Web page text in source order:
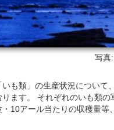
写真
いも類」の生産状況につい
ます。 それぞれのいも類
10アール当たりの収穫量